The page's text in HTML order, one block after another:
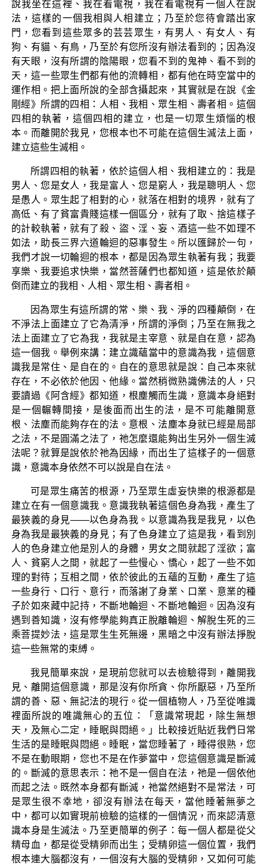
說我坐在這裡、我在看電視，我在看電視有一個人在說
法，這樣的一個我相與人相建立；乃至於您待會踏出家
門，您看到這些眾多的芸芸眾生，有男人、有女人、有
狗、有貓、有鳥，乃至於有您所沒有辦法看到的；因為沒
有天眼，沒有所謂的陰陽眼，您看不到的鬼神、看不到的
天，這一些眾生們都有他的流轉相，都有他在時空當中的
運作相。把上面所說的全部含攝起來，其實就是在說《金
剛經》所謂的四相：人相、我相、眾生相、壽者相。這個
四相的執著，這個四相的建立，也是一切眾生煩惱的根
本。而離開於我見，您根本也不可能在這個生滅法上面，
建立這些生滅相。
所謂四相的執著，依於這個人相、我相建立的：我是
男人、您是女人，我是富人、您是窮人，我是聰明人、您
是愚人。眾生起了相對的心，就落在相對的境界，就有了
高低、有了貧富貴賤這樣一個區分，就有了取、捨這樣子
的計較執著，就有了殺、盜、淫、妄、酒這一些不如理不
如法，助長三界六道輪迴的惡事發生。所以匯歸於一句，
我們才說一切輪迴的根本，都是因為眾生執著有我；我要
享樂、我要追求快樂，當然菩薩們也都知道，這是依於顛
倒而建立的我相、人相、眾生相、壽者相。
因為眾生有這所謂的常、樂、我、淨的四種顛倒，在
不淨法上面建立了它為清淨，所謂的淨倒；乃至在無我之
法上面建立了它為我，我就是主宰意、就是自在意，認為
這一個我。舉例來講：建立識蘊當中的意識為我，這個意
識我是常住、是自在的。自在的意思就是說：自己本來就
存在，不必依於他因、他緣。當然稍微熟識佛法的人，只
要讀過《阿含經》都知道，根塵觸而生識，意識本身絕對
是一個輾轉間接，是後面而出生的法，是不可能離開意
根、法塵而能夠存在的法。意根、法塵本身就已經是局部
之法，不是圓滿之法了，祂怎麼還能夠出生另外一個生滅
法呢？就算是說依於祂為因緣，而出生了這樣子的一個意
識，意識本身依然不可以說是自在法。
可是眾生痛苦的根源，乃至眾生虛妄快樂的根源都是
建立在有一個意識我。意識我執著這個色身為我，產生了
最狹義的身見——以色身為我。以意識為我是我見，以色
身為我是最狹義的身見；有了色身建立了這是我，看到別
人的色身建立他是別人的身體，男女之間就起了淫欲；富
人、貧窮人之間，就起了一些慢心、憍心，起了一些不如
理的對待；互相之間，依於彼此的五蘊的互動，產生了這
一些身行、口行、意行，而落謝了身業、口業、意業的種
子於如來藏中記持，不斷地輪迴、不斷地輪迴。因為沒有
遇到善知識，沒有修學能夠真正脫離輪迴、解脫生死的三
乘菩提妙法，這是眾生生死無邊，黑暗之中沒有辦法掙脫
這一些無常的束縛。
我見簡單來說，是現前您就可以去檢驗得到，離開我
見、離開這個意識，那是沒有你所貪、你所厭惡，乃至所
謂的善、惡、無記法的現行。從一個植物人，乃至從唯識
裡面所說的唯識無心的五位：「意識常現起，除生無想
天，及無心二定，睡眠與悶絕。」比較接近貼近我們日常
生活的是睡眠與悶絕。睡眠，當您睡著了，睡得很熟，您
不是在動眼期，您也不是在作夢當中，您這個意識是斷滅
的。斷滅的意思表示：祂不是一個自在法，祂是一個依他
而起之法。既然本身都有斷滅，祂當然絕對不是常法，可
是眾生很不幸地，卻沒有辦法在每天，當他睡著無夢之
中，都可以如實現前檢驗的這樣的一個情況，而來認清意
識本身是生滅法。乃至更簡單的例子：每一個人都是從父
精母血，都是從受精卵而出生；受精卵這一個位置，我們
根本連大腦都沒有，一個沒有大腦的受精卵，又如何可能